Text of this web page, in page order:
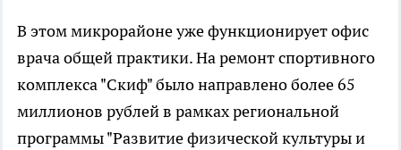
В этом микрорайоне уже функционирует офис
врача общей практики. На ремонт спортивного
комплекса "Скиф" было направлено более 65
миллионов рублей в рамках региональной
программы "Развитие физической культуры и